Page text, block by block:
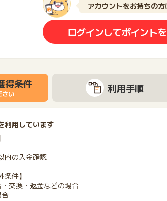
アカウントをお持ちの方
ログインしてポイント
得条件
さい 利用手順
利用しています
内の入金確認
条件】
交換・返金などの場合